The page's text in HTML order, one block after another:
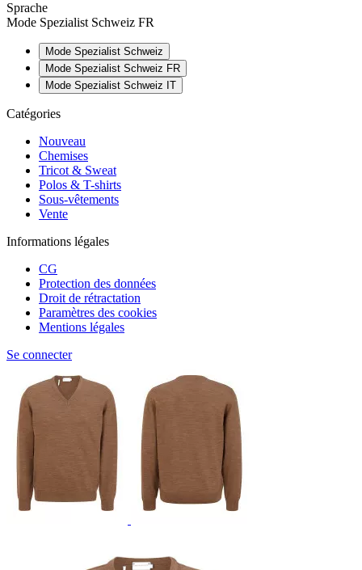
Sprache
Mode Spezialist Schweiz FR
Mode Spezialist Schweiz
Mode Spezialist Schweiz FR
Mode Spezialist Schweiz IT
Catégories
Nouveau
Chemises
Tricot & Sweat
Polos & T-shirts
Sous-vêtements
Vente
Informations légales
CG
Protection des données
Droit de rétractation
Paramètres des cookies
Mentions légales
Se connecter